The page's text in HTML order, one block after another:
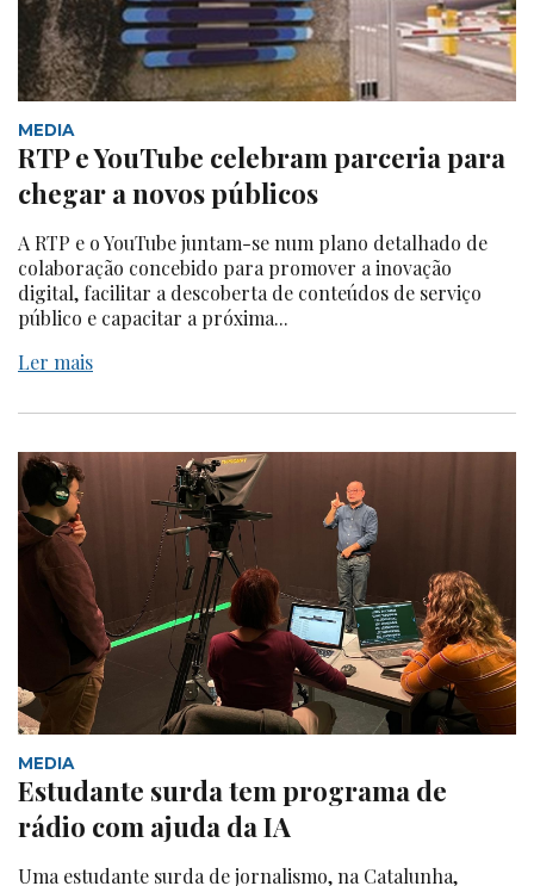
MEDIA
RTP e YouTube celebram parceria para
chegar a novos públicos
A RTP e o YouTube juntam-se num plano detalhado de
colaboração concebido para promover a inovação
digital, facilitar a descoberta de conteúdos de serviço
público e capacitar a próxima...
Ler mais
MEDIA
Estudante surda tem programa de
rádio com ajuda da IA
Uma estudante surda de jornalismo, na Catalunha,